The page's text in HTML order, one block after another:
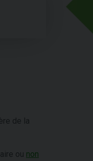
de la
ou non